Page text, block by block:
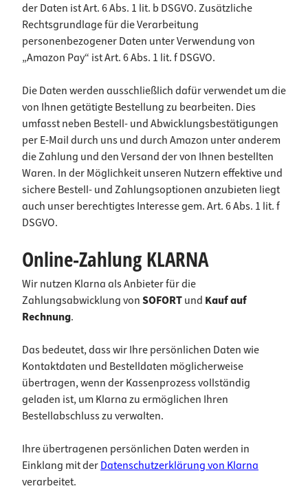
der Daten ist Art. 6 Abs. 1 lit. b DSGVO. Zusätzliche
Rechtsgrundlage für die Verarbeitung
personenbezogener Daten unter Verwendung von
„Amazon Pay“ ist Art. 6 Abs. 1 lit. f DSGVO.
Die Daten werden ausschließlich dafür verwendet um die
von Ihnen getätigte Bestellung zu bearbeiten. Dies
umfasst neben Bestell- und Abwicklungsbestätigungen
per E-Mail durch uns und durch Amazon unter anderem
die Zahlung und den Versand der von Ihnen bestellten
Waren. In der Möglichkeit unseren Nutzern effektive und
sichere Bestell- und Zahlungsoptionen anzubieten liegt
auch unser berechtigtes Interesse gem. Art. 6 Abs. 1 lit. f
DSGVO.
Online-Zahlung KLARNA
Wir nutzen Klarna als Anbieter für die
Zahlungsabwicklung vonSOFORTund Kauf auf
Rechnung.
Das bedeutet, dass wir Ihre persönlichen Daten wie
Kontaktdaten und Bestelldaten möglicherweise
übertragen, wenn der Kassenprozess vollständig
geladen ist, um Klarna zu ermöglichen Ihren
Bestellabschluss zu verwalten.
Ihre übertragenen persönlichen Daten werden in
Einklang mit derDatenschutzerklärung von Klarna
verarbeitet.